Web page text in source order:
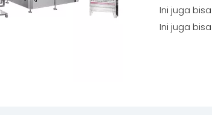
Ini juga
Ini juga